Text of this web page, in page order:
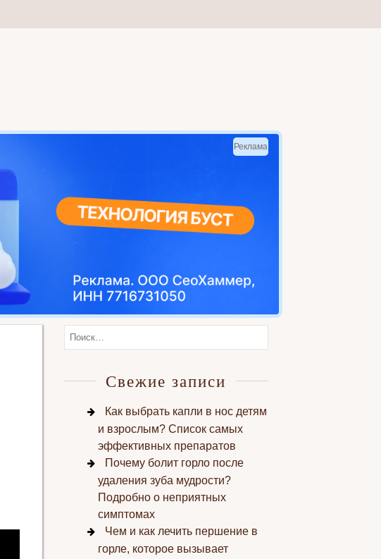
Реклама
Свежие записи
Как выбрать капли в нос детям
и взрослым? Список самых
эффективных препаратов
Почему болит горло после
удаления зуба мудрости?
Подробно о неприятных
симптомах
Чем и как лечить першение в
горле, которое вызывает